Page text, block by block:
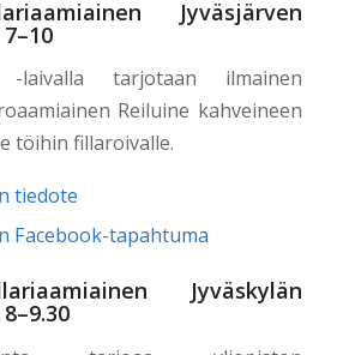
Jyväsjärven
laivalla tarjotaan ilmainen
Reiluine kahveineen
töihin fillaroivalle.
tiedote
Facebook-tapahtuma
Jyväskylän